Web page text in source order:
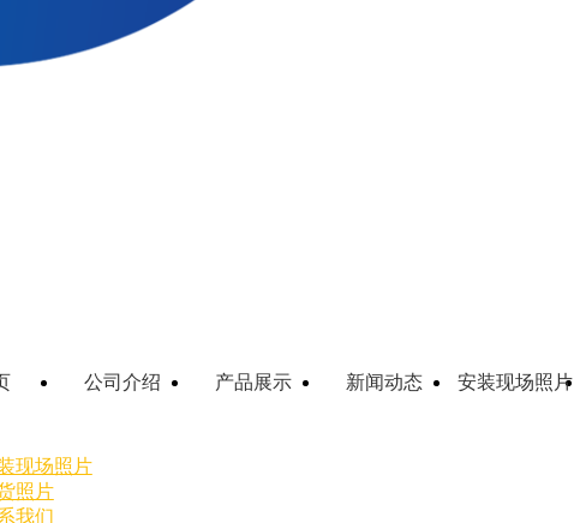
公司介绍 产品展示 新闻动态 安装现场照片
现场照片
照片
我们